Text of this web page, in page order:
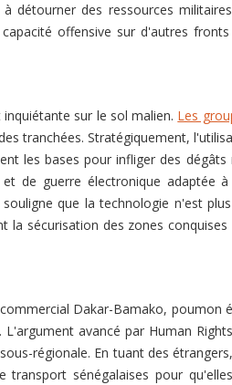
détourner des ressources
offensive sur d'autres
sur le sol malien. Les
tranchées. Stratégiquement,
les bases pour infliger des dégâts
de guerre électronique adaptée
que la technologie n'est
la sécurisation des zones conquises
Dakar-Bamako, poumon
avancé par Human
régionale. En tuant des
sénégalaises pour